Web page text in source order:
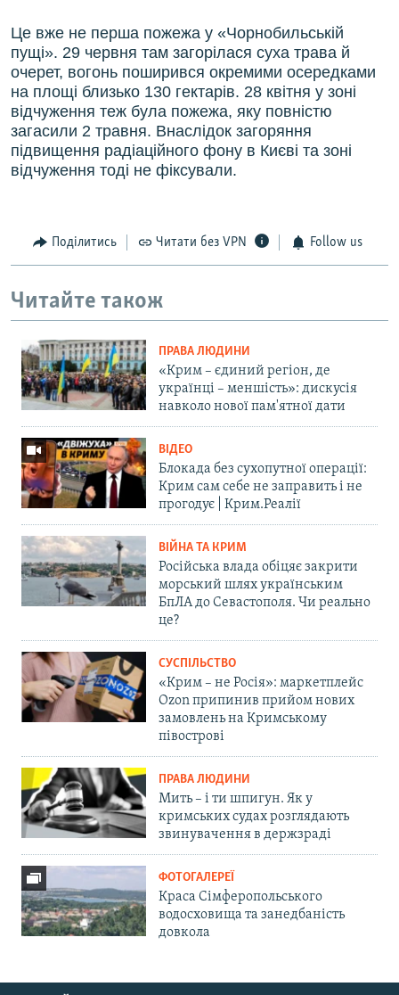
Це вже не перша пожежа у «Чорнобильській
пущі». 29 червня там загорілася суха трава й
очерет, вогонь поширився окремими осередками
на площі близько 130 гектарів. 28 квітня у зоні
відчуження теж була пожежа, яку повністю
загасили 2 травня. Внаслідок загоряння
підвищення радіаційного фону в Києві та зоні
відчуження тоді не фіксували.
Поділитись Читати без VPN Follow us
Читайте також
ПРАВА ЛЮДИНИ
«Крим – єдиний регіон, де
українці – меншість»: дискусія
навколо нової пам'ятної дати
ВІДЕО
Блокада без сухопутної операції:
Крим сам себе не заправить і не
прогодує | Крим.Реалії
ВІЙНА ТА КРИМ
Російська влада обіцяє закрити
морський шлях українським
БпЛА до Севастополя. Чи реально
це?
СУСПІЛЬСТВО
«Крим – не Росія»: маркетплейс
Ozon припинив прийом нових
замовлень на Кримському
півострові
ПРАВА ЛЮДИНИ
Мить – і ти шпигун. Як у
кримських судах розглядають
звинувачення в держзраді
ФОТОГАЛЕРЕЇ
Краса Сімферопольського
водосховища та занедбаність
довкола